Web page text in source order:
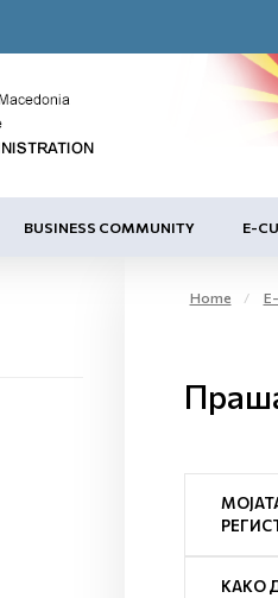
BUSINESS COMMUNITY E-
Home
КАКО